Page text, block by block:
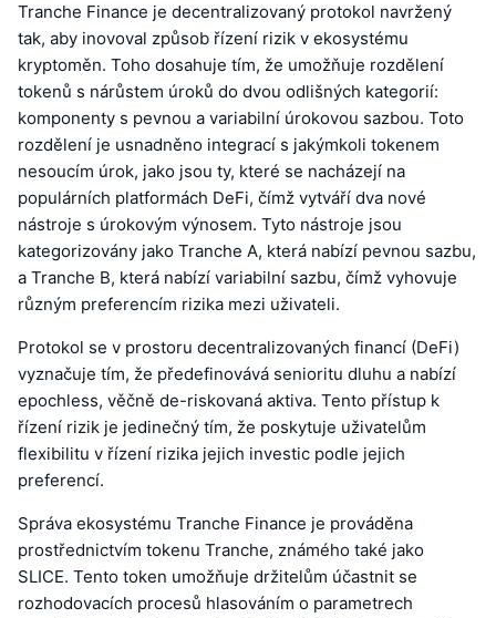
Tranche Finance je decentralizovaný protokol navržený
tak, aby inovoval způsob řízení rizik v ekosystému
kryptoměn. Toho dosahuje tím, že umožňuje rozdělení
tokenů s nárůstem úroků do dvou odlišných kategorií:
komponenty s pevnou a variabilní úrokovou sazbou. Toto
rozdělení je usnadněno integrací s jakýmkoli tokenem
nesoucím úrok, jako jsou ty, které se nacházejí na
populárních platformách DeFi, čímž vytváří dva nové
nástroje s úrokovým výnosem. Tyto nástroje jsou
kategorizovány jako Tranche A, která nabízí pevnou sazbu,
a Tranche B, která nabízí variabilní sazbu, čímž vyhovuje
různým preferencím rizika mezi uživateli.
Protokol se v prostoru decentralizovaných financí (DeFi)
vyznačuje tím, že předefinovává senioritu dluhu a nabízí
epochless, věčně de-riskovaná aktiva. Tento přístup k
řízení rizik je jedinečný tím, že poskytuje uživatelům
flexibilitu v řízení rizika jejich investic podle jejich
preferencí.
Správa ekosystému Tranche Finance je prováděna
prostřednictvím tokenu Tranche, známého také jako
SLICE. Tento token umožňuje držitelům účastnit se
rozhodovacích procesů hlasováním o parametrech